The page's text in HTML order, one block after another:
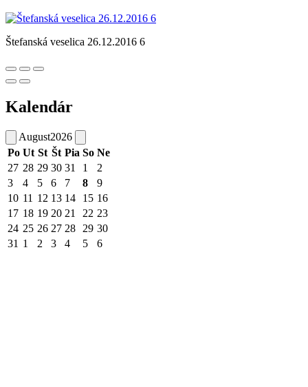
Štefanská veselica 26.12.2016 6
Kalendár
August2026
Po Ut St Št Pia So Ne
27 28 29 30 31 1
2
3
4 5 6 7 8
9
10 11 12 13 14 15 16
17 18 19 20 21 22 23
24 25 26 27 28 29 30
31 1 2 3 4 5 6